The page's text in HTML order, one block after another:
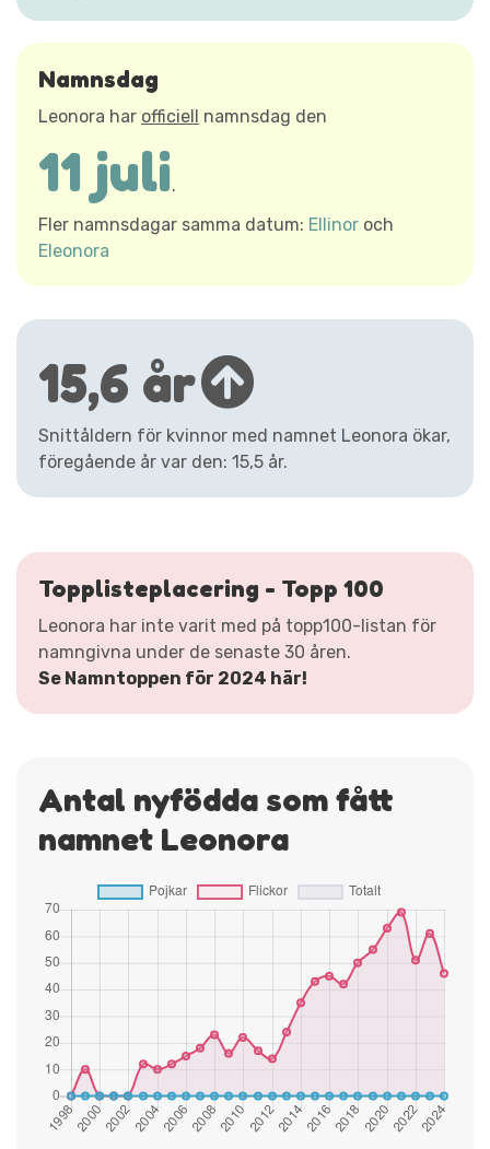
Namnsdag
Leonora har officiell namnsdag den
11 juli.
Fler namnsdagar samma datum: Ellinor och
Eleonora
15,6 år
Snittåldern för kvinnor med namnet Leonora ökar,
föregående år var den: 15,5 år.
Topplisteplacering - Topp 100
Leonora har inte varit med på topp100-listan för
namngivna under de senaste 30 åren.
Se Namntoppen för 2024 här!
Antal nyfödda som fått
namnet Leonora